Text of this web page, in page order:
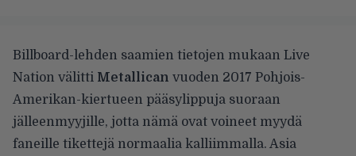
Billboard-lehden saamien tietojen mukaan Live
Nation välitti Metallican vuoden 2017 Pohjois-
Amerikan-kiertueen pääsylippuja suoraan
jälleenmyyjille, jotta nämä ovat voineet myydä
faneille tikettejä normaalia kalliimmalla. Asia